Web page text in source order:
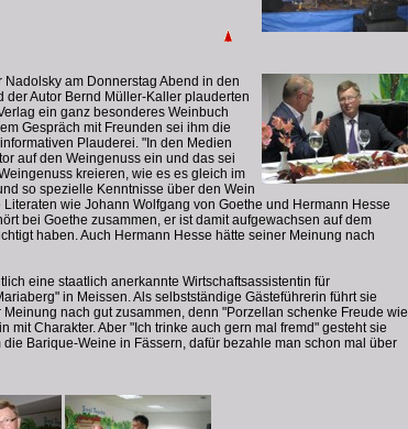
am Donnerstag Abend in den
Autor Bernd Müller-Kaller plauderten
ein ganz besonderes Weinbuch
Gespräch mit Freunden sei ihm die
Plauderei. "In den Medien
auf den Weingenuss ein und das sei
kreieren, wie es es gleich im
so spezielle Kenntnisse über den Wein
wie Johann Wolfgang von Goethe und Hermann Hesse
bei Goethe zusammen, er ist damit aufgewachsen auf dem
haben. Auch Hermann Hesse hätte seiner Meinung nach
eine staatlich anerkannte Wirtschaftsassistentin für
in Meissen. Als selbstständige Gästeführerin führt sie
nach gut zusammen, denn "Porzellan schenke Freude wie
Charakter. Aber "Ich trinke auch gern mal fremd" gesteht sie
Barique-Weine in Fässern, dafür bezahle man schon mal über